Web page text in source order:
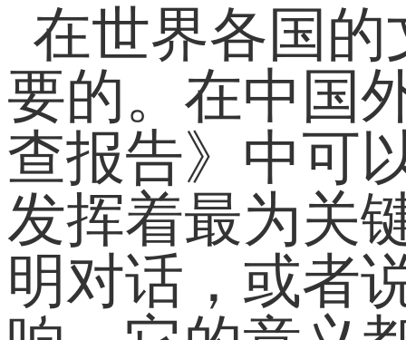
在世界各国
要的。在中国
查报告》中可
发挥着最为关
明对话，或者